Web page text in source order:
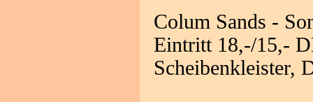
Colum Sands -
Eintritt 18,-/15,-
Scheibenkleister,